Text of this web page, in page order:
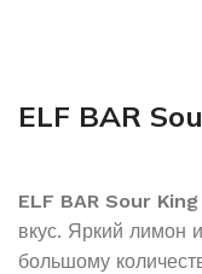
ELF BAR
ELF BAR Sour
вкус. Яркий лимон
большому